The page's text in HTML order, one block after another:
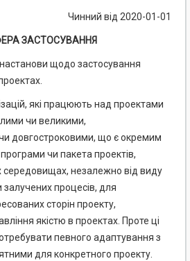
Чинний від 2020-01-01
ЗАСТОСУВАННЯ
щодо застосування
які працюють над проектами
чи великими,
довгостроковими, що є окремим
чи пакета проектів,
середовищах, незалежно від виду
залучених процесів, для
сторін проекту,
якістю в проектах. Проте ці
певного адаптування з
для конкретного проекту.